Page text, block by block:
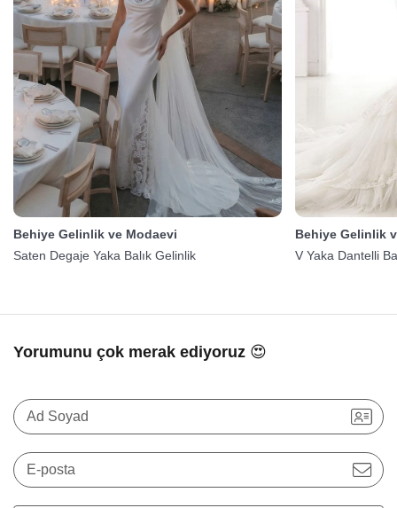
Behiye Gelinlik ve Modaevi
Saten Degaje Yaka Balık Gelinlik
Behiye Gelinlik
V Yaka Dantelli
Yorumunu çok merak ediyoruz 😍
Ad Soyad
E-posta